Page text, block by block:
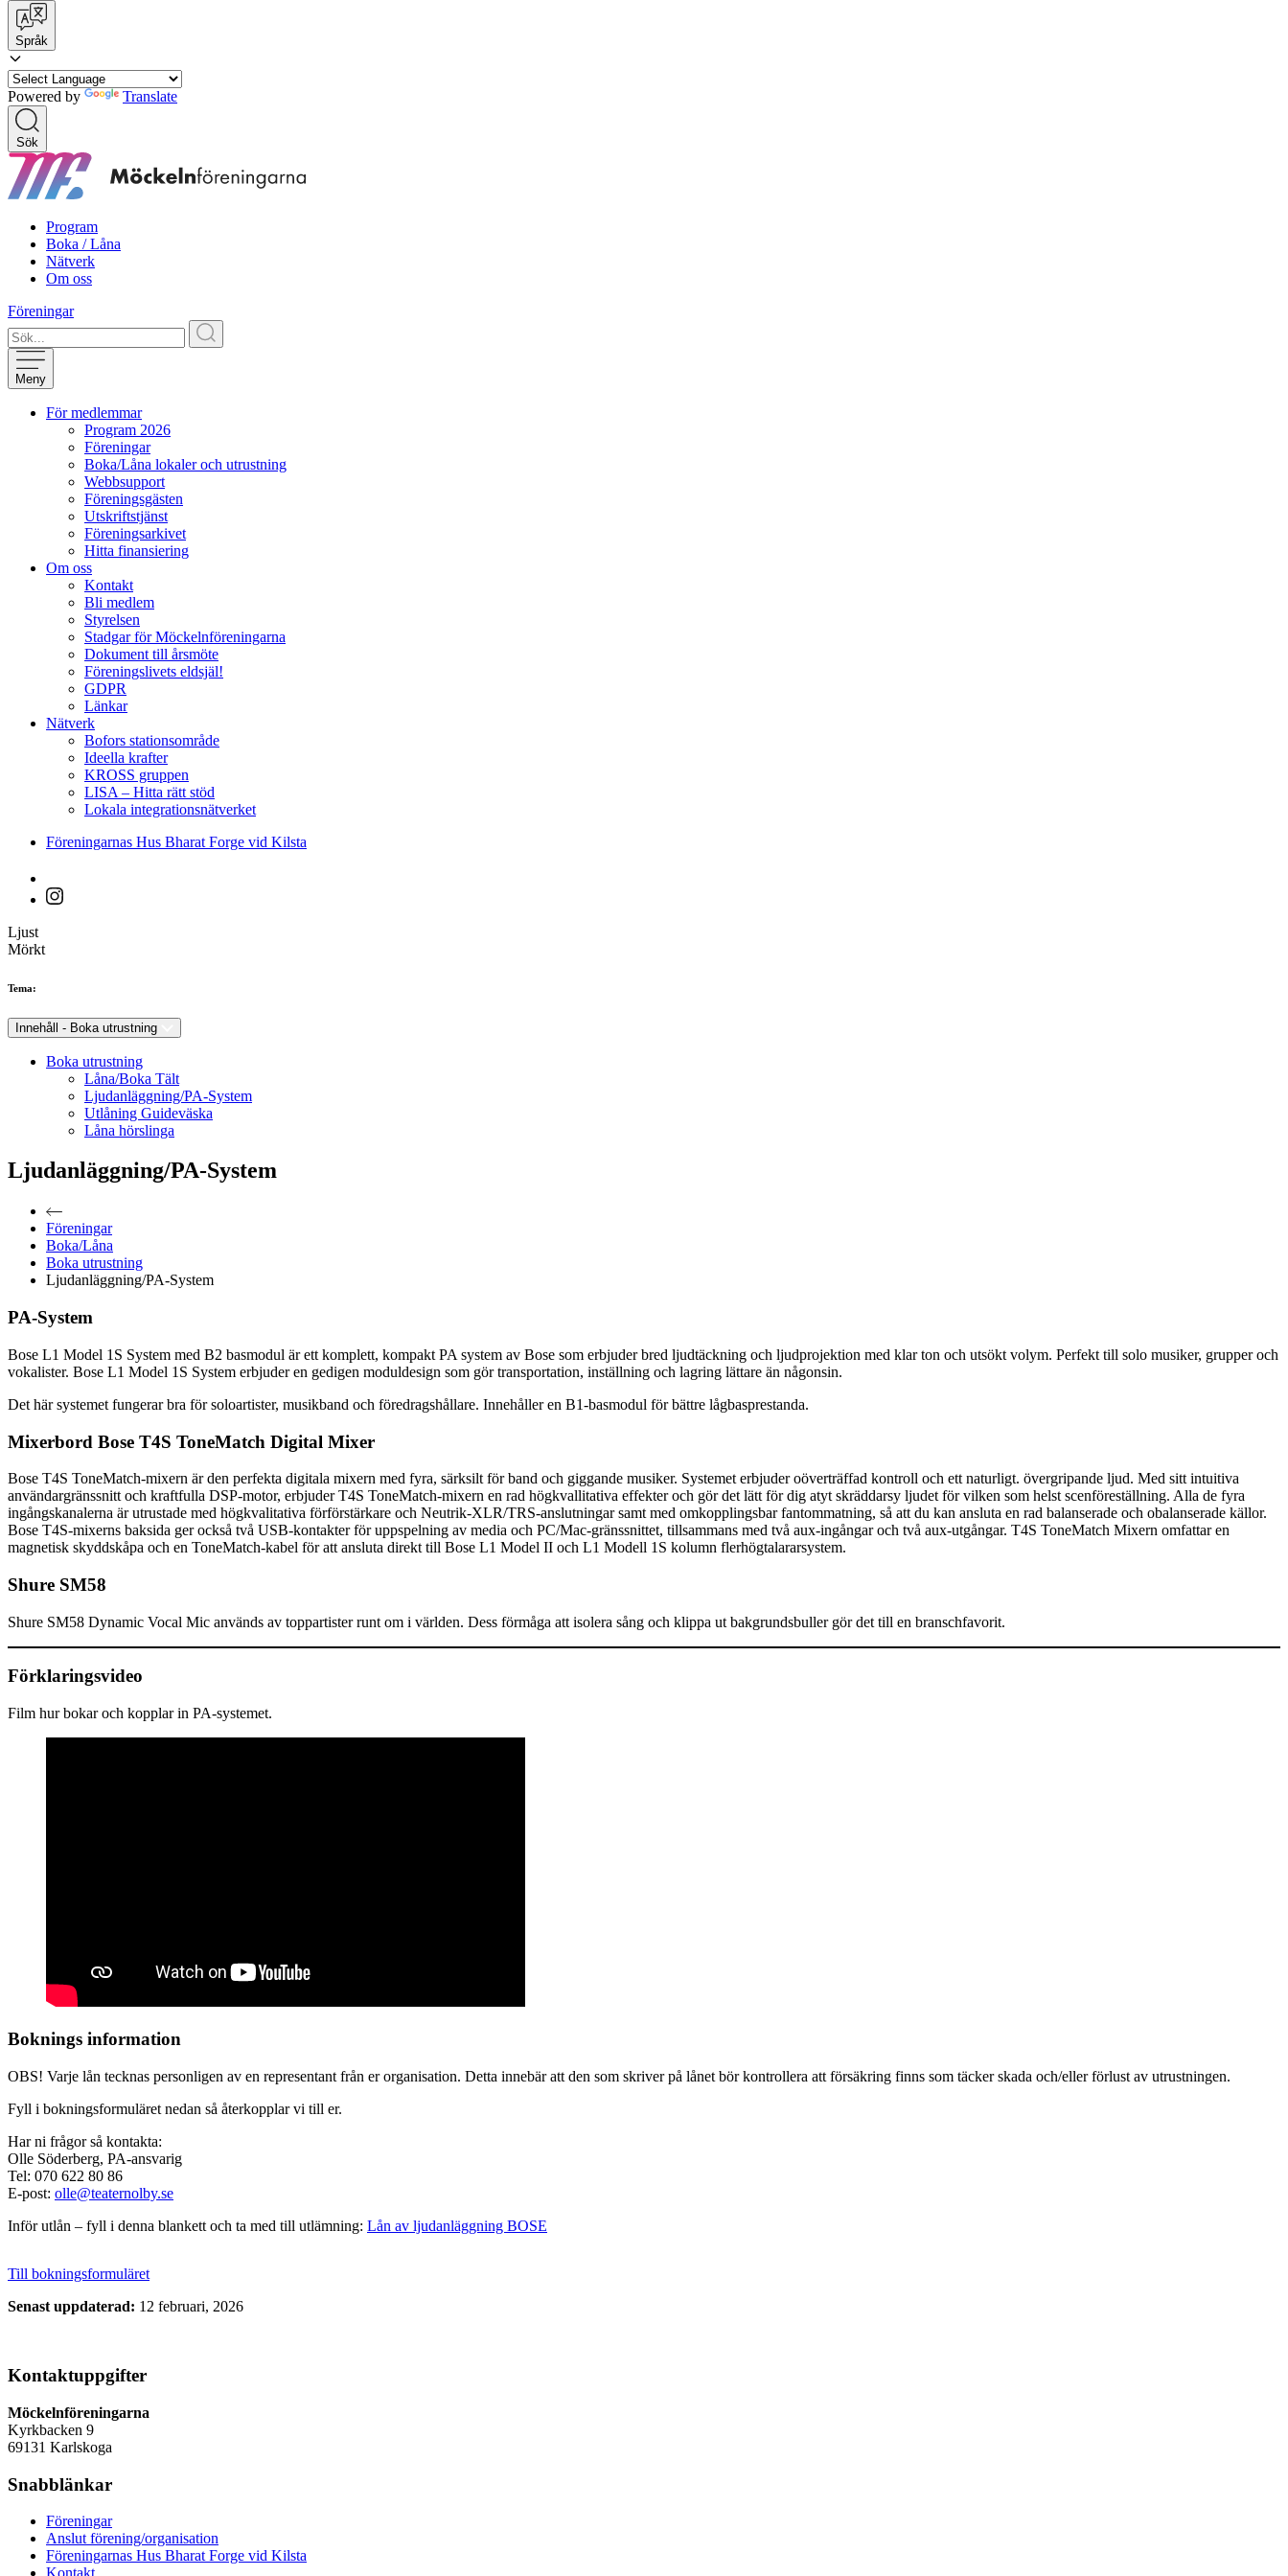
Språk
Powered by Translate
Sök
Program
Boka / Låna
Nätverk
Om oss
Föreningar
Meny
För medlemmar
Program 2026
Föreningar
Boka/Låna lokaler och utrustning
Webbsupport
Föreningsgästen
Utskriftstjänst
Föreningsarkivet
Hitta finansiering
Om oss
Kontakt
Bli medlem
Styrelsen
Stadgar för Möckelnföreningarna
Dokument till årsmöte
Föreningslivets eldsjäl!
GDPR
Länkar
Nätverk
Bofors stationsområde
Ideella krafter
KROSS gruppen
LISA – Hitta rätt stöd
Lokala integrationsnätverket
Föreningarnas Hus Bharat Forge vid Kilsta
Ljust
Mörkt
Tema:
Innehåll - Boka utrustning
Boka utrustning
Låna/Boka Tält
Ljudanläggning/PA-System
Utlåning Guideväska
Låna hörslinga
Ljudanläggning/PA-System
Föreningar
Boka/Låna
Boka utrustning
Ljudanläggning/PA-System
PA-System
Bose L1 Model 1S System med B2 basmodul är ett komplett, kompakt PA system av Bose som erbjuder bred ljudtäckning och ljudprojektion med klar ton och utsökt volym. Perfekt till solo musiker, grupper och
vokalister. Bose L1 Model 1S System erbjuder en gedigen moduldesign som gör transportation, inställning och lagring lättare än någonsin.
Det här systemet fungerar bra för soloartister, musikband och föredragshållare. Innehåller en B1-basmodul för bättre lågbasprestanda.
Mixerbord Bose T4S ToneMatch Digital Mixer
Bose T4S ToneMatch-mixern är den perfekta digitala mixern med fyra, särksilt för band och giggande musiker. Systemet erbjuder oöverträffad kontroll och ett naturligt. övergripande ljud. Med sitt intuitiva
användargränssnitt och kraftfulla DSP-motor, erbjuder T4S ToneMatch-mixern en rad högkvallitativa effekter och gör det lätt för dig atyt skräddarsy ljudet för vilken som helst scenföreställning. Alla de fyra
ingångskanalerna är utrustade med högkvalitativa förförstärkare och Neutrik-XLR/TRS-anslutningar samt med omkopplingsbar fantommatning, så att du kan ansluta en rad balanserade och obalanserade källor.
Bose T4S-mixerns baksida ger också två USB-kontakter för uppspelning av media och PC/Mac-gränssnittet, tillsammans med två aux-ingångar och två aux-utgångar. T4S ToneMatch Mixern omfattar en
magnetisk skyddskåpa och en ToneMatch-kabel för att ansluta direkt till Bose L1 Model II och L1 Modell 1S kolumn flerhögtalararsystem.
Shure SM58
Shure SM58 Dynamic Vocal Mic används av toppartister runt om i världen. Dess förmåga att isolera sång och klippa ut bakgrundsbuller gör det till en branschfavorit.
Förklaringsvideo
Film hur bokar och kopplar in PA-systemet.
Boknings information
OBS! Varje lån tecknas personligen av en representant från er organisation. Detta innebär att den som skriver på lånet bör kontrollera att försäkring finns som täcker skada och/eller förlust av utrustningen.
Fyll i bokningsformuläret nedan så återkopplar vi till er.
Har ni frågor så kontakta:
Olle Söderberg, PA-ansvarig
Tel: 070 622 80 86
E-post: olle@teaternolby.se
Inför utlån – fyll i denna blankett och ta med till utlämning: Lån av ljudanläggning BOSE
Till bokningsformuläret
Senast uppdaterad: 12 februari, 2026
Kontaktuppgifter
Möckelnföreningarna
Kyrkbacken 9
69131 Karlskoga
Snabblänkar
Föreningar
Anslut förening/organisation
Föreningarnas Hus Bharat Forge vid Kilsta